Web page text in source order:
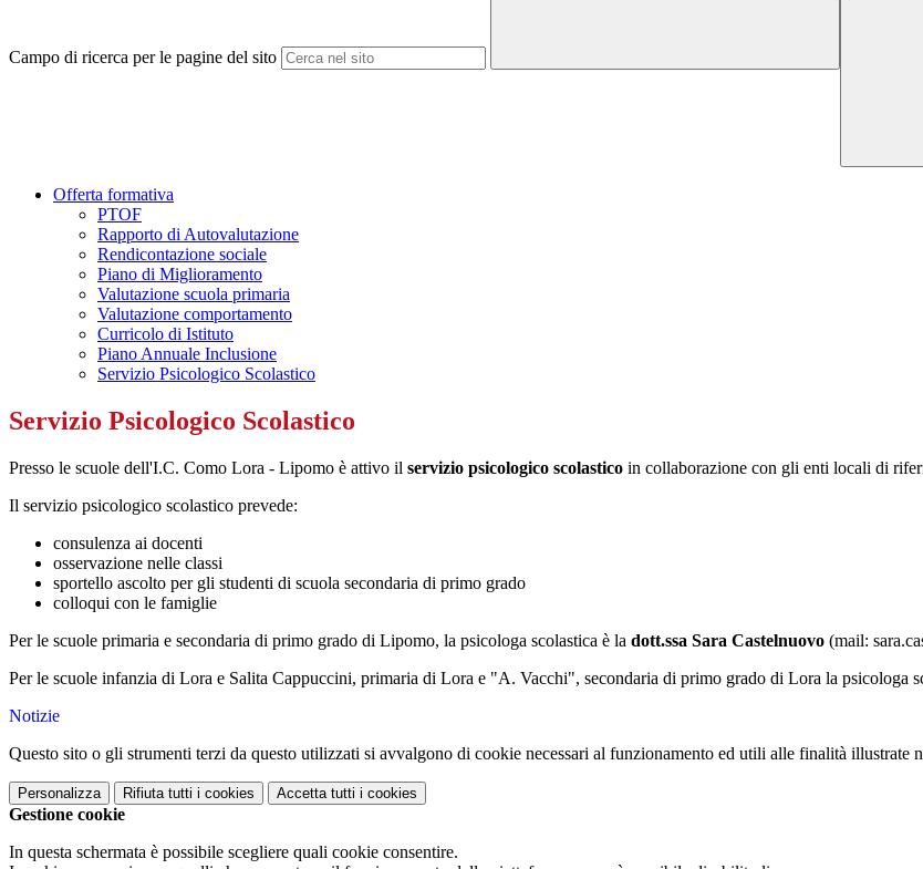
Campo di ricerca per le pagine del sito
Offerta formativa
PTOF
Rapporto di Autovalutazione
Rendicontazione sociale
Piano di Miglioramento
Valutazione scuola primaria
Valutazione comportamento
Curricolo di Istituto
Piano Annuale Inclusione
Servizio Psicologico Scolastico
Servizio Psicologico Scolastico
Presso le scuole dell'I.C. Como Lora - Lipomo è attivo il servizio psicologico scolastico in collaborazione con gli enti locali di
Il servizio psicologico scolastico prevede:
consulenza ai docenti
osservazione nelle classi
sportello ascolto per gli studenti di scuola secondaria di primo grado
colloqui con le famiglie
Per le scuole primaria e secondaria di primo grado di Lipomo, la psicologa scolastica è la dott.ssa Sara Castelnuovo (mail:
Per le scuole infanzia di Lora e Salita Cappuccini, primaria di Lora e "A. Vacchi", secondaria di primo grado di Lora la psicologa
Notizie
Questo sito o gli strumenti terzi da questo utilizzati si avvalgono di cookie necessari al funzionamento ed utili alle finalità illustrate
Personalizza Rifiuta tutti i cookies Accetta tutti i cookies
Gestione cookie
In questa schermata è possibile scegliere quali cookie consentire.